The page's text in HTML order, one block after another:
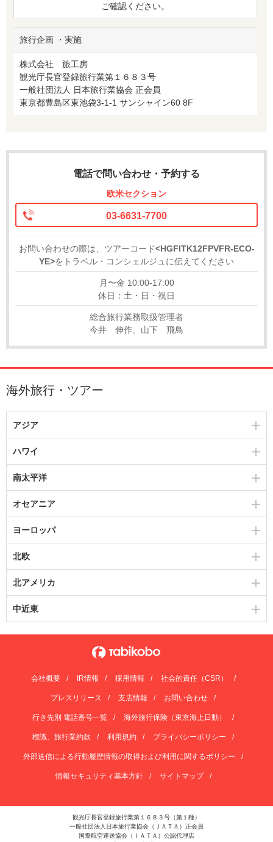
ご確認ください。
旅行企画 ・実施
株式会社 旅工房
観光庁長官登録旅行業第１６８３号
一般社団法人 日本旅行業協会 正会員
東京都豊島区東池袋3-1-1 サンシャイン60 8F
電話で問い合わせ・予約する
欧米セクション
03-6631-7700
お問い合わせの際は、ツアーコード<HGFITK12FPVFR-ECO-
YE>をトラベル・コンシェルジュに伝えてください
月〜金 10:00-17:00
休日：土・日・祝日
総合旅行業務取扱管理者
今井 伸作、山下 飛鳥
海外旅行・ツアー
アジア
ハワイ
南太平洋
オセアニア
ヨーロッパ
北欧
北アメリカ
中近東
会社概要 IR情報 採用情報 社会的責任（CSR）
プレスリリース 支店情報 お問い合わせ
行き先別 電話番号一覧 海外旅行保険（東京海上日動）
標識、旅行業約款 利用規約 プライバシーポリシー
外部送信による行動履歴情報の取得および利用に関するポリシー
情報セキュリティ基本方針 サイトマップ
観光庁長官登録旅行業第１６８３号（第１種）
一般社団法人日本旅行業協会（ＪＡＴＡ）正会員
国際航空運送協会（ＩＡＴＡ）公認代理店